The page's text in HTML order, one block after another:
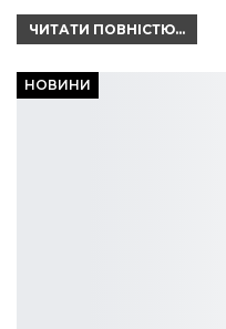
ЧИТАТИ ПОВНІСТЮ...
НОВИНИ